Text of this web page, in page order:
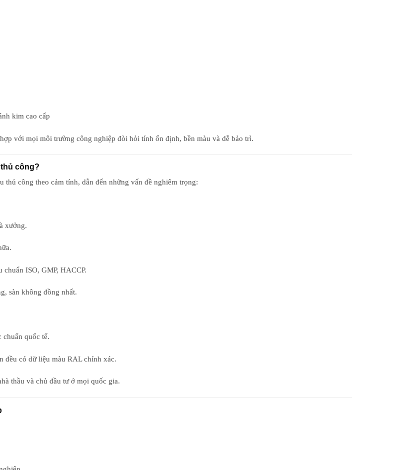
kim cao cấp
với mọi môi trường công nghiệp đòi hỏi tính ổn định, bền màu và dễ bảo trì.
công?
thủ công theo cảm tính, dẫn đến những vấn đề nghiêm trọng:
xưởng.
ISO, GMP, HACCP.
sàn không đồng nhất.
quốc tế.
đều có dữ liệu màu RAL chính xác.
thầu và chủ đầu tư ở mọi quốc gia.